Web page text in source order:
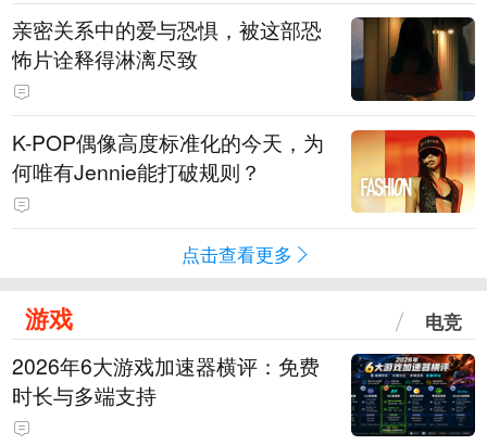
亲密关系中的爱与恐惧，被这部恐
怖片诠释得淋漓尽致
K-POP偶像高度标准化的今天，为
何唯有Jennie能打破规则？
点击查看更多
游戏 电竞
2026年6大游戏加速器横评：免费
时长与多端支持